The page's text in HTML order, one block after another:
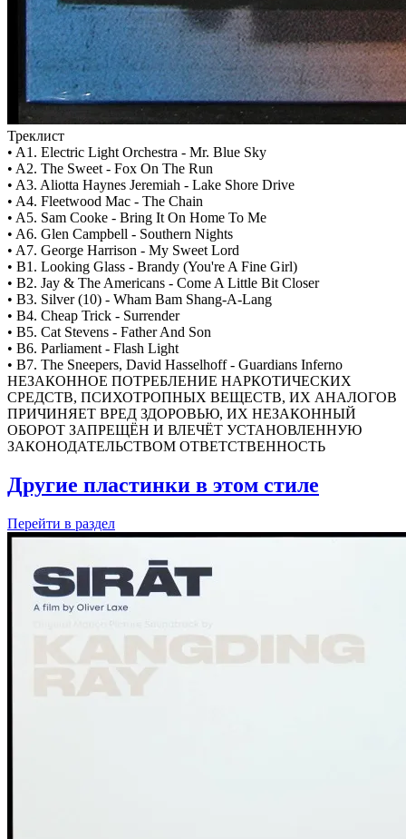
Треклист
• A1. Electric Light Orchestra - Mr. Blue Sky
• A2. The Sweet - Fox On The Run
• A3. Aliotta Haynes Jeremiah - Lake Shore Drive
• A4. Fleetwood Mac - The Chain
• A5. Sam Cooke - Bring It On Home To Me
• A6. Glen Campbell - Southern Nights
• A7. George Harrison - My Sweet Lord
• B1. Looking Glass - Brandy (You're A Fine Girl)
• B2. Jay & The Americans - Come A Little Bit Closer
• B3. Silver (10) - Wham Bam Shang-A-Lang
• B4. Cheap Trick - Surrender
• B5. Cat Stevens - Father And Son
• B6. Parliament - Flash Light
• B7. The Sneepers, David Hasselhoff - Guardians Inferno
НЕЗАКОННОЕ ПОТРЕБЛЕНИЕ НАРКОТИЧЕСКИХ
СРЕДСТВ, ПСИХОТРОПНЫХ ВЕЩЕСТВ, ИХ АНАЛОГОВ
ПРИЧИНЯЕТ ВРЕД ЗДОРОВЬЮ, ИХ НЕЗАКОННЫЙ
ОБОРОТ ЗАПРЕЩЁН И ВЛЕЧЁТ УСТАНОВЛЕННУЮ
ЗАКОНОДАТЕЛЬСТВОМ ОТВЕТСТВЕННОСТЬ
Другие пластинки в этом стиле
Перейти в раздел